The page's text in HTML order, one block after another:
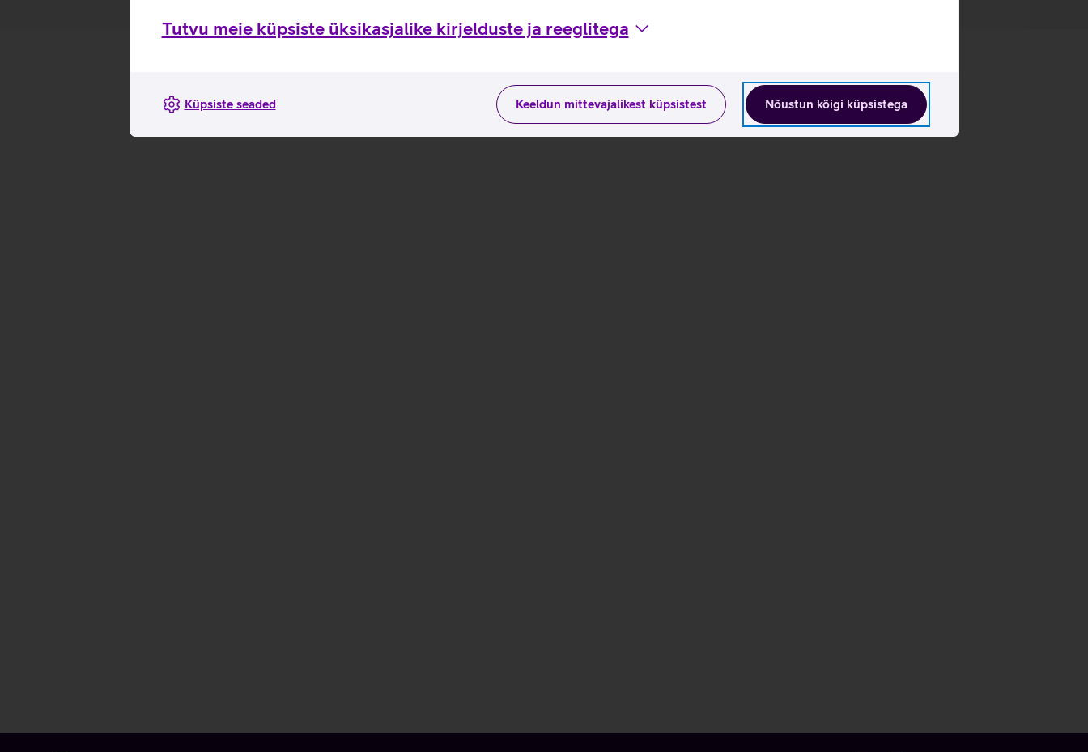
Tutvu meie küpsiste üksikasjalike kirjelduste ja reeglitega
Nõustun kõigi küpsistega
Keeldun mittevajalikest küpsistest
Küpsiste seaded